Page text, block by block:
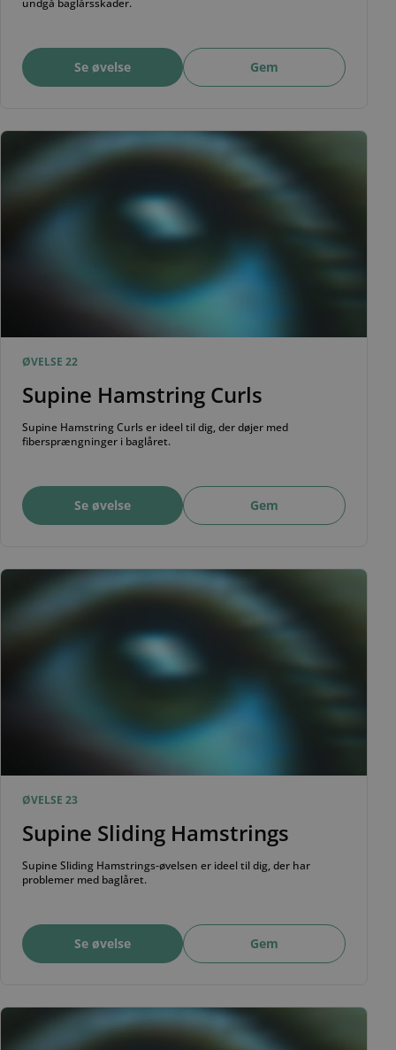
undgå baglårsskader.
Se øvelse Gem
ØVELSE 22
Supine Hamstring Curls
Supine Hamstring Curls er ideel til dig, der døjer med
fibersprængninger i baglåret.
Se øvelse Gem
ØVELSE 23
Supine Sliding Hamstrings
Supine Sliding Hamstrings-øvelsen er ideel til dig, der har
problemer med baglåret.
Se øvelse Gem